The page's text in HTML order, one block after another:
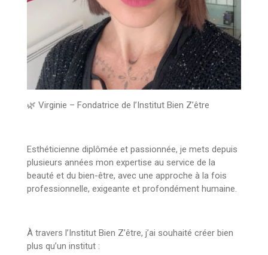
🌿 Virginie – Fondatrice de l’Institut Bien Z’être
Esthéticienne diplômée et passionnée, je mets depuis
plusieurs années mon expertise au service de la
beauté et du bien-être, avec une approche à la fois
professionnelle, exigeante et profondément humaine.
À travers l’Institut Bien Z’être, j’ai souhaité créer bien
plus qu’un institut :